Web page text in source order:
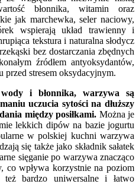
błonnika, witamin oraz
jak marchewka, seler naciowy,
wspierają układ trawienny i
tekstura i naturalna słodycz
bez dostarczania zbędnych
źródłem antyoksydantów,
stresem oksydacyjnym.
i błonnika, warzywa są
uczucia sytości na dłuższy
między posiłkami. Można je
lekkich dipów na bazie jogurtu
w polskiej kuchni warzywa
się także jako składnik sałatek
sięganie po warzywa znacząco
co wpływa korzystnie na poziom
bardzo uniwersalne i łatwo